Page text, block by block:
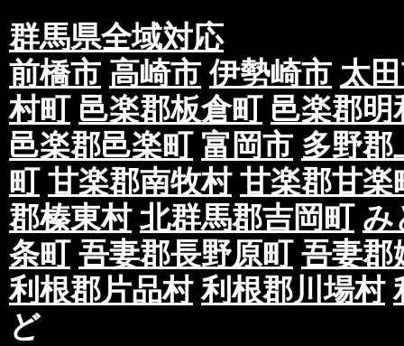
群馬県全域対応
前橋市 高崎市 伊勢崎市 太
村町 邑楽郡板倉町 邑楽郡明
邑楽郡邑楽町 富岡市 多野郡
町 甘楽郡南牧村 甘楽郡甘楽
郡榛東村 北群馬郡吉岡町 み
条町 吾妻郡長野原町 吾妻郡
利根郡片品村 利根郡川場村
ど